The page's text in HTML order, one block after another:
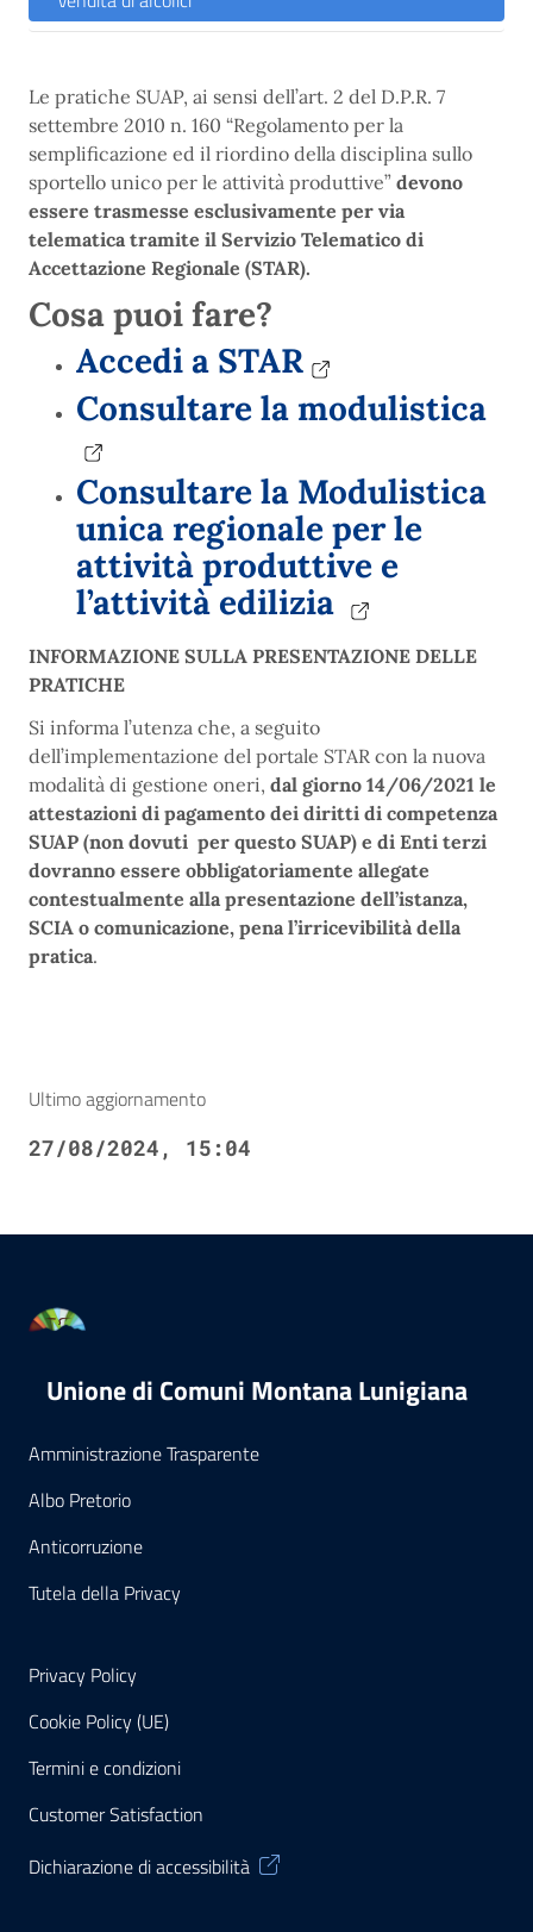
Le pratiche SUAP, ai sensi dell’art. 2 del D.P.R. 7
settembre 2010 n. 160 “Regolamento per la
semplificazione ed il riordino della disciplina sullo
sportello unico per le attività produttive” devono
essere trasmesse esclusivamente per via
telematica tramite il Servizio Telematico di
Accettazione Regionale (STAR).
Cosa puoi fare?
Accedi a STAR
Consultare la modulistica
Consultare la Modulistica
unica regionale per le
attività produttive e
l’attività edilizia
INFORMAZIONE SULLA PRESENTAZIONE DELLE
PRATICHE
Si informa l’utenza che, a seguito
dell’implementazione del portale STAR con la nuova
modalità di gestione oneri, dal giorno 14/06/2021 le
attestazioni di pagamento dei diritti di competenza
SUAP (non dovuti per questo SUAP) e di Enti terzi
dovranno essere obbligatoriamente allegate
contestualmente alla presentazione dell’istanza,
SCIA o comunicazione, pena l’irricevibilità della
pratica.
Ultimo aggiornamento
27/08/2024, 15:04
Unione di Comuni Montana Lunigiana
Amministrazione Trasparente
Albo Pretorio
Anticorruzione
Tutela della Privacy
Privacy Policy
Cookie Policy (UE)
Termini e condizioni
Customer Satisfaction
Dichiarazione di accessibilità